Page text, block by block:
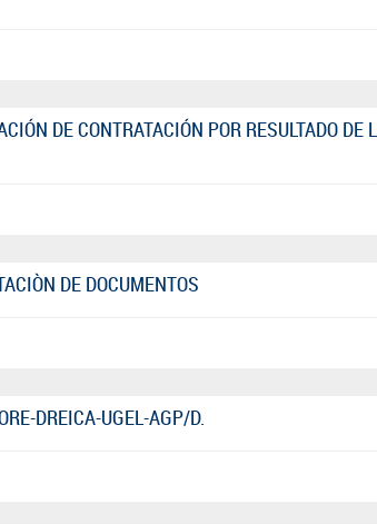
DE CONTRATACIÓN POR RESULTADO
DE DOCUMENTOS
DREICA-UGEL-AGP/D.